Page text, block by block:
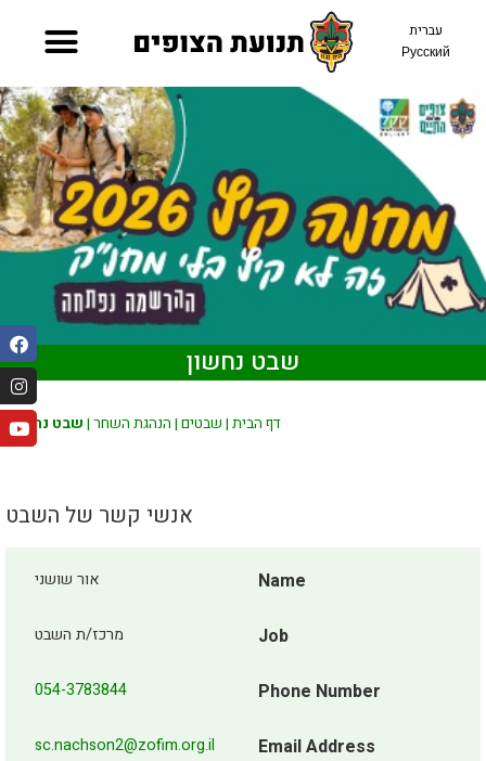
עברית
Русский
שבט נחשון
דף הבית | שבטים | הנהגת השחר | שבט נחשון
אנשי קשר של השבט
Name אור שושני
Job מרכז/ת השבט
Phone Number
054-3783844
Email Address
sc.nachson2@zofim.org.il